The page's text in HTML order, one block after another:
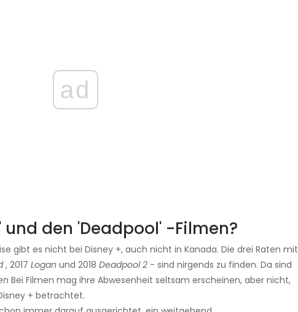
ad
den 'Deadpool' -Filmen?
gibt es nicht bei Disney +, auch nicht in Kanada. Die drei Raten mit
, 2017 Logan und 2018 Deadpool 2 - sind nirgends zu finden. Da sind
Bei Filmen mag ihre Abwesenheit seltsam erscheinen, aber nicht,
+ betrachtet.